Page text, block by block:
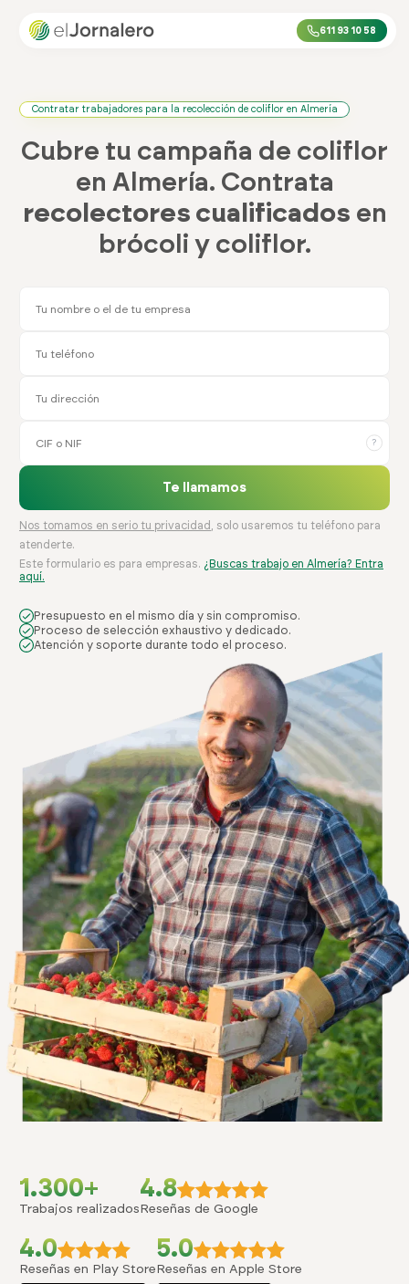
611 93 10 58
Contratar trabajadores para la recolección de coliflor en Almería
Cubre tu campaña de coliflor
en Almería. Contrata
recolectores cualificados en
brócoli y coliflor.
?
Te llamamos
Nos tomamos en serio tu privacidad
, solo usaremos tu teléfono para
atenderte.
Este formulario es para empresas. ¿Buscas trabajo en Almería? Entra
aquí.
Presupuesto en el mismo día y sin compromiso.
Proceso de selección exhaustivo y dedicado.
Atención y soporte durante todo el proceso.
1.300+
Trabajos realizados
4.8
Reseñas de Google
4.0
Reseñas en Play Store
5.0
Reseñas en Apple Store